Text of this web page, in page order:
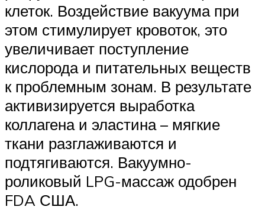
клеток. Воздействие вакуума при
этом стимулирует кровоток, это
увеличивает поступление
кислорода и питательных веществ
к проблемным зонам. В результате
активизируется выработка
коллагена и эластина – мягкие
ткани разглаживаются и
подтягиваются. Вакуумно-
роликовый LPG-массаж одобрен
FDA США.